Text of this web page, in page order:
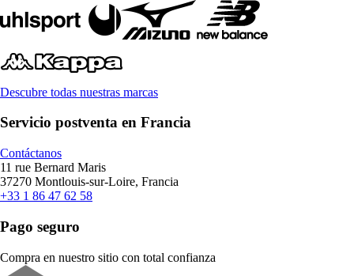
Descubre todas nuestras marcas
Servicio postventa en Francia
Contáctanos
11 rue Bernard Maris
37270 Montlouis-sur-Loire, Francia
+33 1 86 47 62 58
Pago seguro
Compra en nuestro sitio con total confianza